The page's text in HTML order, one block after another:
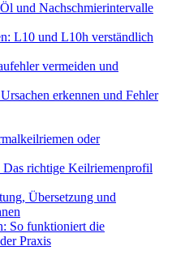
und Nachschmierintervalle
L10 und L10h verständlich
vermeiden und
erkennen und Fehler
oder
richtige Keilriemenprofil
Übersetzung und
So funktioniert die
Praxis